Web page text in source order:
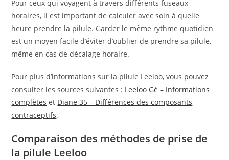
Pour ceux qui voyagent à travers différents fuseaux
horaires, il est important de calculer avec soin à quelle
heure prendre la pilule. Garder le même rythme quotidien
est un moyen facile d’éviter d’oublier de prendre sa pilule,
même en cas de décalage horaire.
Pour plus d’informations sur la pilule Leeloo, vous pouvez
consulter les sources suivantes : Leeloo Gé – Informations
complètes et Diane 35 – Différences des composants
contraceptifs.
Comparaison des méthodes de prise de
la pilule Leeloo